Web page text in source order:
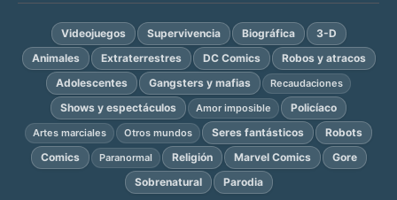
Videojuegos Supervivencia Biográfica
3-D
Animales
Extraterrestres DC Comics
Robos y atracos
Adolescentes
Gangsters y mafias Recaudaciones
Shows y espectáculos Amor imposible Policíaco
Artes marciales Otros mundos Seres fantásticos
Robots
Comics
Paranormal Religión Marvel Comics
Gore
Sobrenatural
Parodia